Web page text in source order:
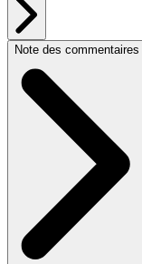
Note des commentaires